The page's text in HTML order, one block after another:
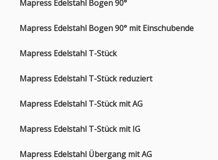
Mapress Edelstahl Bogen 90°
Mapress Edelstahl Bogen 90° mit Einschubende
Mapress Edelstahl T-Stück
Mapress Edelstahl T-Stück reduziert
Mapress Edelstahl T-Stück mit AG
Mapress Edelstahl T-Stück mit IG
Mapress Edelstahl Übergang mit AG